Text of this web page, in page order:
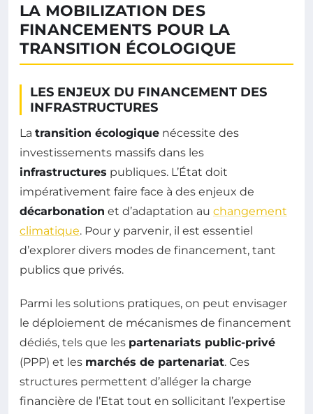
LA MOBILIZATION DES
FINANCEMENTS POUR LA
TRANSITION ÉCOLOGIQUE
LES ENJEUX DU FINANCEMENT DES
INFRASTRUCTURES
La transition écologique nécessite des
investissements massifs dans les
infrastructures publiques. L’État doit
impérativement faire face à des enjeux de
décarbonation et d’adaptation au changement
climatique. Pour y parvenir, il est essentiel
d’explorer divers modes de financement, tant
publics que privés.
Parmi les solutions pratiques, on peut envisager
le déploiement de mécanismes de financement
dédiés, tels que les partenariats public-privé
(PPP) et les marchés de partenariat. Ces
structures permettent d’alléger la charge
financière de l’Etat tout en sollicitant l’expertise